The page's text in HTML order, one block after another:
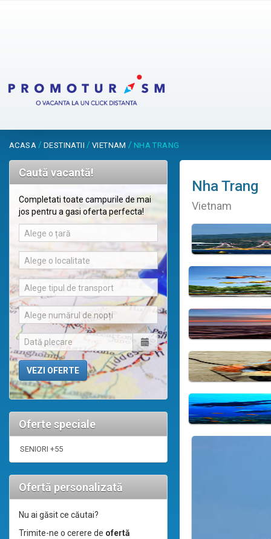
ACASA / DESTINATII / VIETNAM / NHA TRANG
Caută vacantă!
Completati toate campurile de mai
jos pentru a gasi oferta perfecta!
Alege o țară
Alege o localitate
Alege tipul de transport
Alege numărul de nopți
Oferte speciale
SENIORI +55
Ofertă personalizată
Nu ai găsit ce căutai?
Trimite-ne o cerere de ofertă
Nha Trang
Vietnam